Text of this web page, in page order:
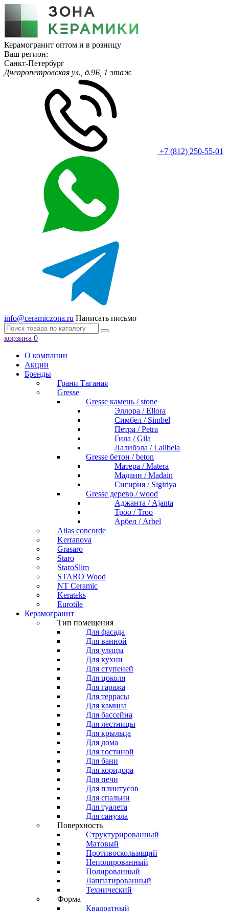
Керамогранит оптом и в розницу
Ваш регион:
Санкт-Петербург
Днепропетровская ул., д.9Б, 1 этаж
+7 (812) 250-55-01
info@ceramiczona.ru Написать письмо
корзина 0
О компании
Акции
Бренды
Грани Таганая
Gresse
Gresse камень / stone
Эллора / Ellora
Симбел / Simbel
Петра / Petra
Гила / Gila
Лалибэла / Lalibela
Gresse бетон / beton
Матера / Matera
Мадаин / Madain
Сигирия / Sigiriya
Gresse дерево / wood
Аджанта / Ajanta
Троо / Troo
Арбел / Arbel
Atlas concorde
Kerranova
Grasaro
Staro
StaroSlim
STARO Wood
NT Ceramic
Kerateks
Eurotile
Керамогранит
Тип помещения
Для фасада
Для ванной
Для улицы
Для кухни
Для ступеней
Для цоколя
Для гаража
Для террасы
Для камина
Для бассейна
Для лестницы
Для крыльца
Для дома
Для гостиной
Для бани
Для коридора
Для печи
Для плинтусов
Для спальни
Для туалета
Для санузла
Поверхность
Структурированный
Матовый
Противоскользящий
Неполированный
Полированный
Лаппатированный
Технический
Форма
Квадратный